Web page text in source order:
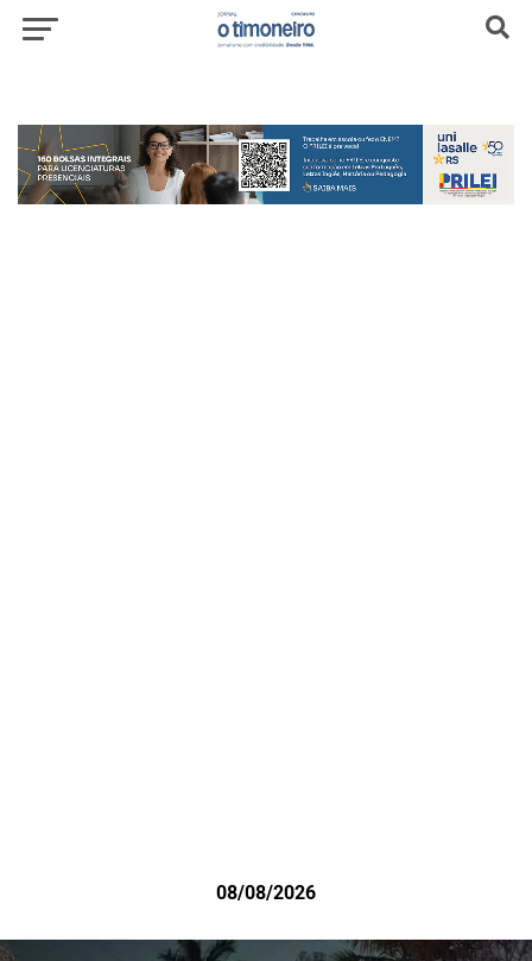
08/08/2026